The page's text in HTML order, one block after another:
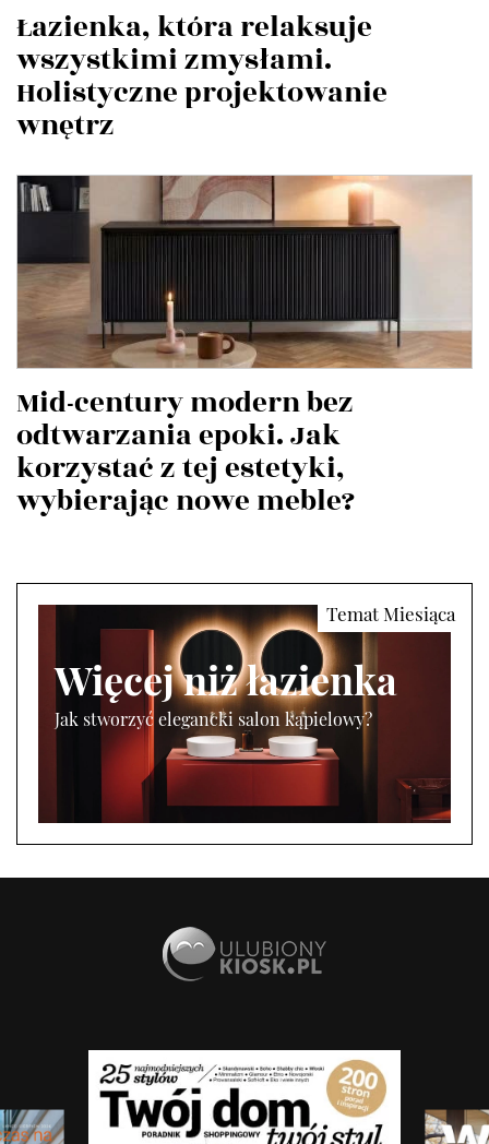
Łazienka, która relaksuje
wszystkimi zmysłami.
Holistyczne projektowanie
wnętrz
Mid-century modern bez
odtwarzania epoki. Jak
korzystać z tej estetyki,
wybierając nowe meble?
Więcej niż łazienka
Jak stworzyć elegancki salon kąpielowy?